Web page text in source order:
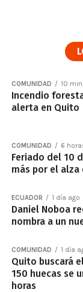
COMUNIDAD 10
Incendio
alerta en Quito
COMUNIDAD 6
Feriado del 10
más por el alza
ECUADOR 1 día ago
Daniel Noboa
nombra a un
COMUNIDAD 1 día
Quito buscará
150 huecas se
horas